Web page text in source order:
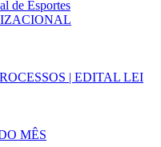
de Esportes
| EDITAL LEI
MÊS